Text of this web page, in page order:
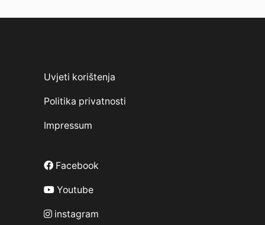
Uvjeti korištenja
Politika privatnosti
Impressum
Facebook
Youtube
instagram